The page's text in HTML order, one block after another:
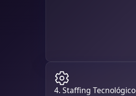
4. Staffing Tecnológico